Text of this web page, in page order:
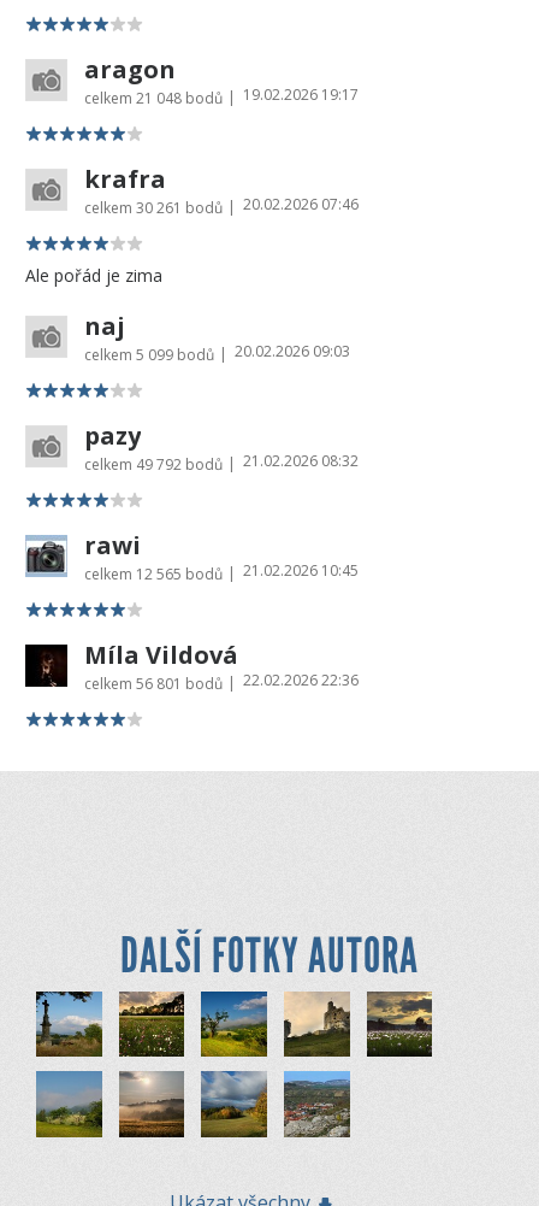
aragon
celkem 21 048 bodů | 19.02.2026 19:17
krafra
celkem 30 261 bodů | 20.02.2026 07:46
Ale pořád je zima
naj
celkem 5 099 bodů | 20.02.2026 09:03
pazy
celkem 49 792 bodů | 21.02.2026 08:32
rawi
celkem 12 565 bodů | 21.02.2026 10:45
Míla Vildová
celkem 56 801 bodů | 22.02.2026 22:36
DALŠÍ FOTKY AUTORA